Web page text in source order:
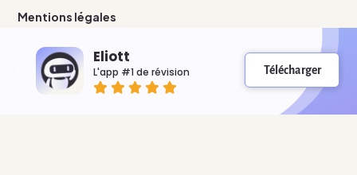
Mentions légales
Nous contacterEliott
L'app #1 de révision Télécharger